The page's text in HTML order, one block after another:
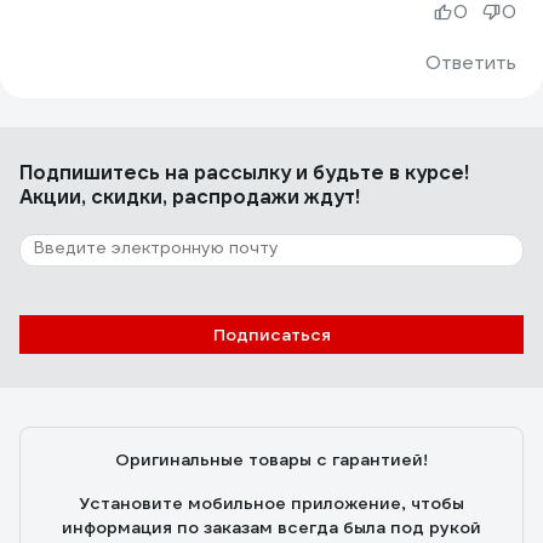
Ответить
0 0
Подпишитесь на рассылкуи будьте в курсе!
Акции, скидки, распродажи ждут!
Подписаться
Оригинальные товары с гарантией!
Установите мобильное приложение, чтобы
информация по заказам всегда была под рукой